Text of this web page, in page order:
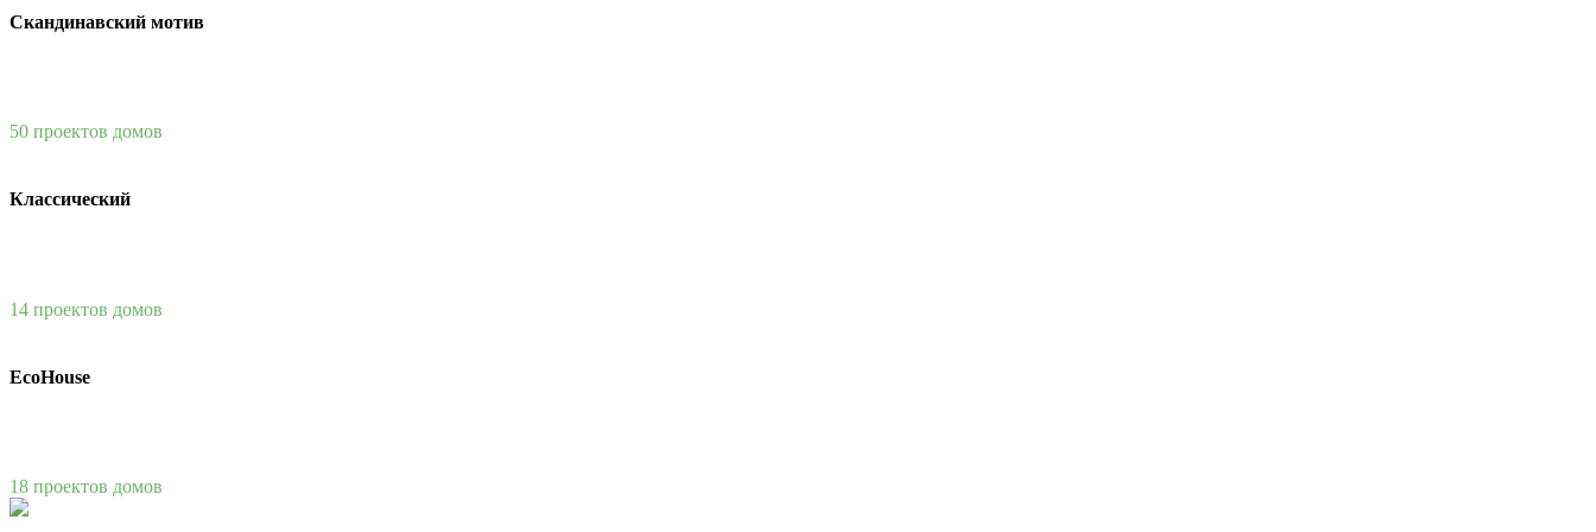
Скандинавский мотив
50 проектов домов
Классический
14 проектов домов
EcoHouse
18 проектов домов